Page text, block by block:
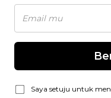
Saya setuju untuk